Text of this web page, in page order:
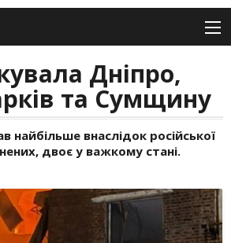
Дніпро,
та Сумщину
найбільше внаслідок російської
двоє у важкому стані.